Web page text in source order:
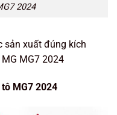
2024
sản xuất đúng kích
MG7 2024
MG7 2024